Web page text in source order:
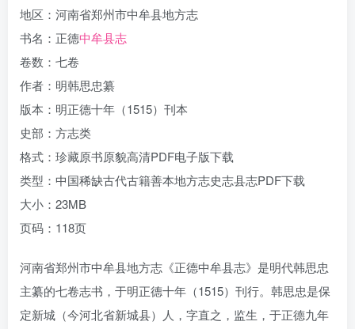
地区：河南省郑州市中牟县地方志
书名：正德中牟县志
卷数：七卷
作者：明韩思忠纂
版本：明正德十年（1515）刊本
史部：方志类
格式：珍藏原书原貌高清PDF电子版下载
类型：中国稀缺古代古籍善本地方志史志县志PDF下载
大小：23MB
页码：118页
河南省郑州市中牟县地方志《正德中牟县志》是明代韩思忠
主纂的七卷志书，于明正德十年（1515）刊行。韩思忠是保
定新城（今河北省新城县）人，字直之，监生，于正德九年